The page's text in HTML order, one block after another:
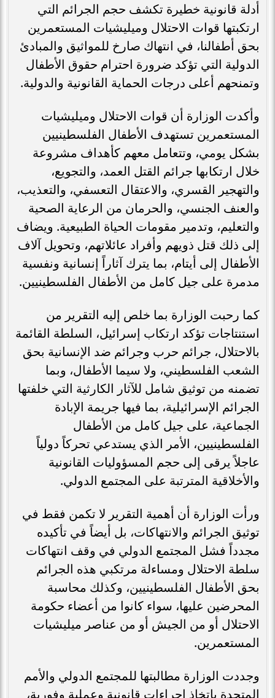
أدلة قانونية خطيرة تكشف حجم الجرائم التي
ارتكبتها قوات الاحتلال وميليشيات المستعمرين
بحق أطفالنا، في انتهاك صارخ للمواثيق والمبادئ
الدولية التي تؤكد ضرورة احترام حقوق الأطفال
وتمنحهم أعلى درجات الحماية القانونية والدولية.
وأكدت الوزارة أن قوات الاحتلال وميليشيات
المستعمرين تستهدف الأطفال الفلسطينيين
بشكل يومي، وتتعامل معهم كأهداف مشروعة
خلال ارتكابها جرائم القتل العمد، والتجويع،
والتهجير القسري، والاعتقال التعسفي، والتعذيب،
والعنف الجنسي، والحرمان من الرعاية الصحية
والتعليم، وتدمير مقومات الحياة الطبيعية. ويضاف
إلى ذلك قتل ذويهم وأفراد عائلاتهم، وتحويل آلاف
الأطفال إلى أيتام، بما يترك آثاراً إنسانية ونفسية
مدمرة على جيل كامل من الأطفال الفلسطينيين.
كما رحبت الوزارة بما خلص إليه التقرير من
استنتاجات تؤكد ارتكاب إسرائيل، السلطة القائمة
بالاحتلال، جرائم حرب وجرائم ضد الإنسانية بحق
الشعب الفلسطيني، ولا سيما الأطفال، وبما
تضمنه من توثيق شامل للآثار الكارثية التي خلفتها
الجرائم الإسرائيلية، بما فيها جريمة الإبادة
الجماعية، على جيل كامل من الأطفال
الفلسطينيين، الأمر الذي يستدعي تحركاً دولياً
عاجلاً يرقى إلى حجم المسؤوليات القانونية
والأخلاقية المترتبة على المجتمع الدولي.
ورأت الوزارة أن أهمية التقرير لا تكمن فقط في
توثيق الجرائم والانتهاكات، بل أيضاً في تأكيده
مجدداً فشل المجتمع الدولي في وقف انتهاكات
سلطة الاحتلال ومساءلة مرتكبي هذه الجرائم
بحق الأطفال الفلسطينيين، وكذلك محاسبة
المحرضين عليها، سواء كانوا من أعضاء حكومة
الاحتلال أو من الجيش أو من عناصر ميليشيات
المستعمرين.
وجددت الوزارة مطالبتها للمجتمع الدولي والأمم
المتحدة باتخاذ إجراءات قانونية وعملية وفورية،